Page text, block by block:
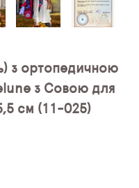
з ортопедичною
з Совою для
см (11-025)